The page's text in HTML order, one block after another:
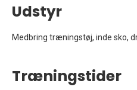
Udstyr
Medbring træningstøj, inde sko,
Træningstider